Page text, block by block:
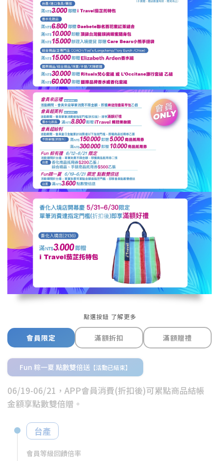
點選按鈕 了解更多
會員限定 滿額折扣 滿額贈禮
Fun 粽一夏 點數雙倍送 【活動已結束】
06/19-06/21，APP會員消費(折扣後)可累點商品結帳
金額享點數雙倍贈。
台產
會員等級回饋倍率